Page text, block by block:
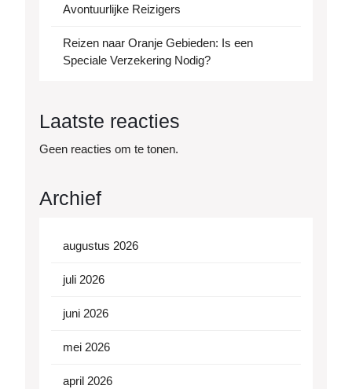
Avontuurlijke Reizigers
Reizen naar Oranje Gebieden: Is een
Speciale Verzekering Nodig?
Laatste reacties
Geen reacties om te tonen.
Archief
augustus 2026
juli 2026
juni 2026
mei 2026
april 2026